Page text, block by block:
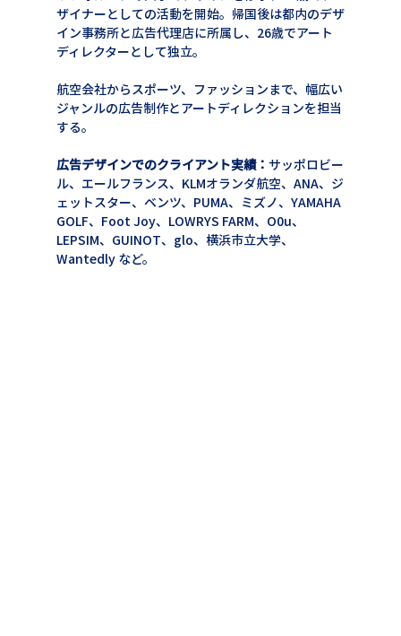
ザイナーとしての活動を開始。帰国後は都内のデザ
イン事務所と広告代理店に所属し、26歳でアート
ディレクターとして独立。
航空会社からスポーツ、ファッションまで、幅広い
ジャンルの広告制作とアートディレクションを担当
する。
広告デザインでのクライアント実績： サッポロビー
ル、エールフランス、KLMオランダ航空、ANA、ジ
ェットスター、ベンツ、PUMA、ミズノ、YAMAHA
GOLF、Foot Joy、LOWRYS FARM、O0u、
LEPSIM、GUINOT、glo、横浜市立大学、
Wantedly など。